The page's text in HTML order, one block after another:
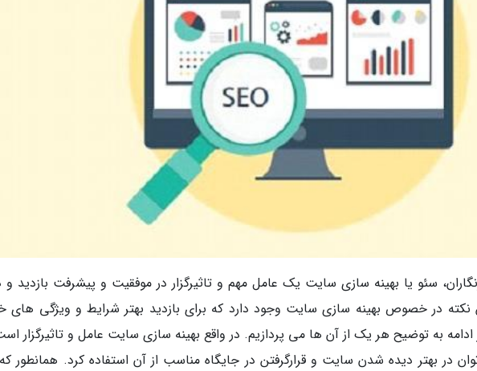
سئو یا بهینه سازی سایت یک عامل مهم و تاثیرگزار در موفقیت و پیشرفت بازدید و
در خصوص بهینه سازی سایت وجود دارد که برای بازدید بهتر شرایط و ویژگی
ادامه به توضیح هر یک از آن ها می پردازیم. در واقع بهینه سازی سایت عامل و تاثیرگزار
در بهتر دیده شدن سایت و قرارگرفتن در جایگاه مناسب از آن استفاده کرد. همانطور